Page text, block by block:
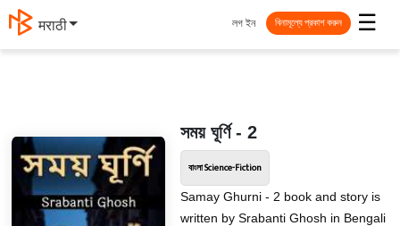
मराठी ☰
লগ ইন বিনামূল্যে প্রকাশ করুন
সময় ঘূর্ণি - 2
বাংলা Science-Fiction
Samay Ghurni - 2 book and story is
written by Srabanti Ghosh in Bengali